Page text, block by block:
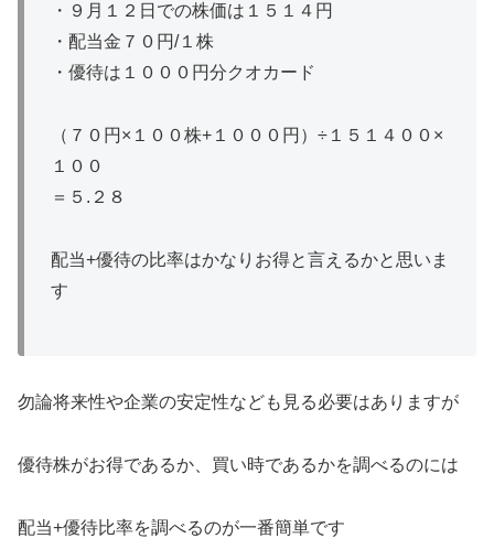
・９月１２日での株価は１５１４円
・配当金７０円/１株
・優待は１０００円分クオカード
（７０円×１００株+１０００円）÷１５１４００×
１００
＝５.２８
配当+優待の比率はかなりお得と言えるかと思いま
す
勿論将来性や企業の安定性なども見る必要はありますが
優待株がお得であるか、買い時であるかを調べるのには
配当+優待比率を調べるのが一番簡単です